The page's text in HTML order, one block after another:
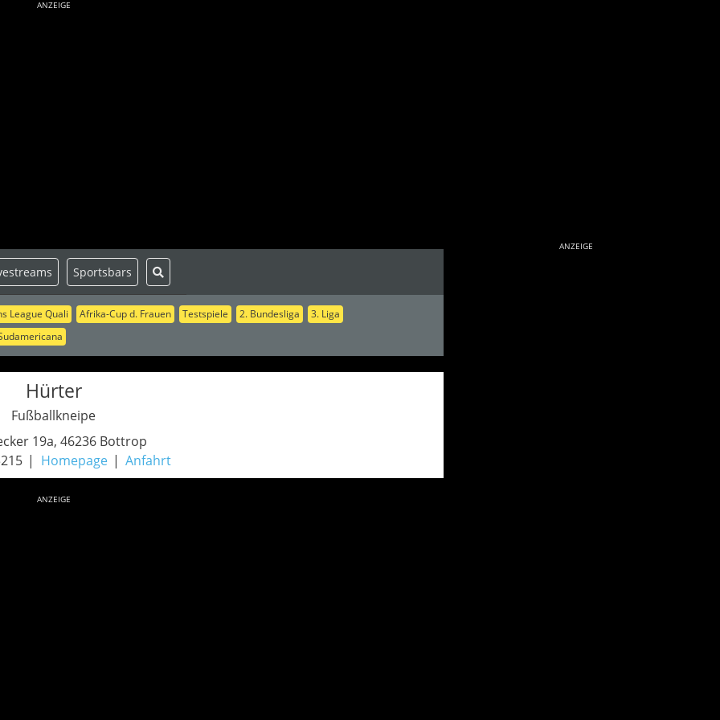
ANZEIGE
League Quali Afrika-Cup d. Frauen Testspiele 2. Bundesliga
3. Liga
Sportsbars
Hürter
Fußballkneipe
19a, 46236 Bottrop
Homepage Anfahrt
ANZEIGE
ANZEIGE